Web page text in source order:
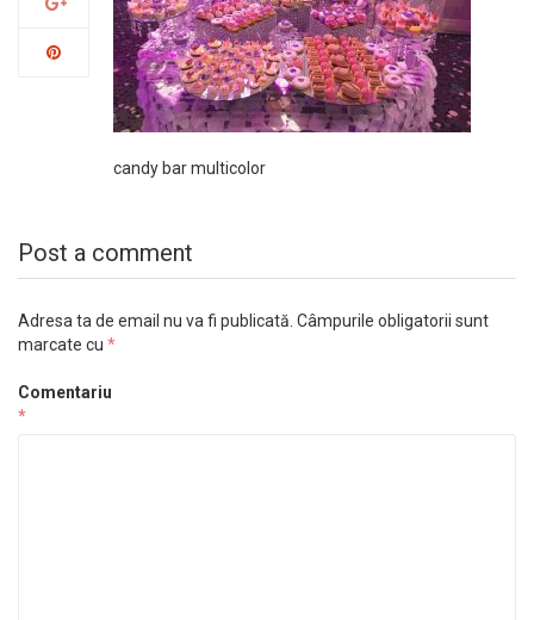
candy bar multicolor
Post a comment
Adresa ta de email nu va fi publicată. Câmpurile obligatorii sunt
marcate cu *
Comentariu
*